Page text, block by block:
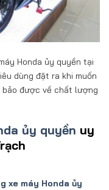
Honda ủy quyền tại
dùng đặt ra khi muốn
bảo được về chất lượng
ủy quyền uy
xe máy Honda ủy